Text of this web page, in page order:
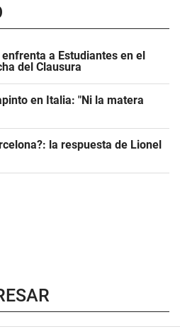
a Estudiantes en el
del Clausura
en Italia: "Ni la matera
la respuesta de Lionel